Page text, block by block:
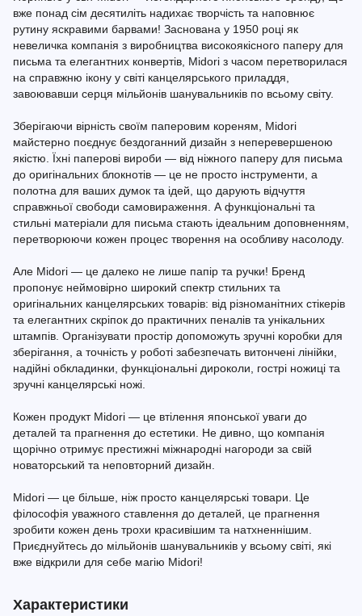
вже понад сім десятиліть надихає творчість та наповнює
рутину яскравими барвами! Заснована у 1950 році як
невеличка компанія з виробництва високоякісного паперу для
письма та елегантних конвертів, Midori з часом перетворилася
на справжню ікону у світі канцелярського приладдя,
завоювавши серця мільйонів шанувальників по всьому світу.
Зберігаючи вірність своїм паперовим кореням, Midori
майстерно поєднує бездоганний дизайн з неперевершеною
якістю. Їхні паперові вироби — від ніжного паперу для письма
до оригінальних блокнотів — це не просто інструменти, а
полотна для ваших думок та ідей, що дарують відчуття
справжньої свободи самовираження. А функціональні та
стильні матеріали для письма стають ідеальним доповненням,
перетворюючи кожен процес творення на особливу насолоду.
Але Midori — це далеко не лише папір та ручки! Бренд
пропонує неймовірно широкий спектр стильних та
оригінальних канцелярських товарів: від різноманітних стікерів
та елегантних скріпок до практичних пеналів та унікальних
штампів. Організувати простір допоможуть зручні коробки для
зберігання, а точність у роботі забезпечать витончені лінійки,
надійні обкладинки, функціональні дироколи, гострі ножиці та
зручні канцелярські ножі.
Кожен продукт Midori — це втілення японської уваги до
деталей та прагнення до естетики. Не дивно, що компанія
щорічно отримує престижні міжнародні нагороди за свій
новаторський та неповторний дизайн.
Midori — це більше, ніж просто канцелярські товари. Це
філософія уважного ставлення до деталей, це прагнення
зробити кожен день трохи красивішим та натхненнішим.
Приєднуйтесь до мільйонів шанувальників у всьому світі, які
вже відкрили для себе магію Midori!
Характеристики